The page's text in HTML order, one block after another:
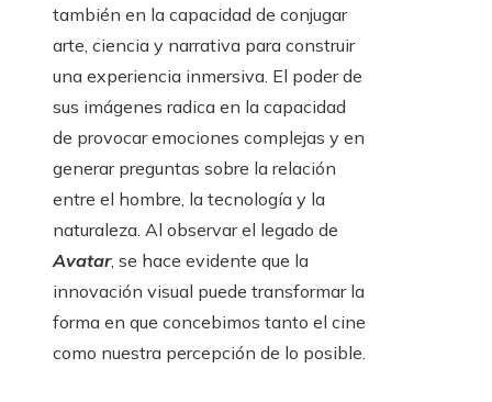
también en la capacidad de conjugar
arte, ciencia y narrativa para construir
una experiencia inmersiva. El poder de
sus imágenes radica en la capacidad
de provocar emociones complejas y en
generar preguntas sobre la relación
entre el hombre, la tecnología y la
naturaleza. Al observar el legado de
Avatar, se hace evidente que la
innovación visual puede transformar la
forma en que concebimos tanto el cine
como nuestra percepción de lo posible.